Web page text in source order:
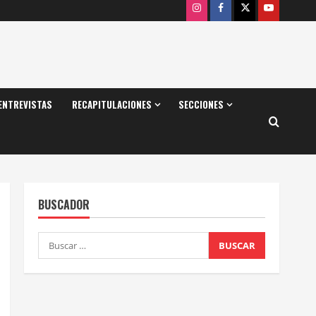
InstagramFacebook
X Youtube
RECAPITULACIONES SECCIONES
BUSCADOR
Buscar: